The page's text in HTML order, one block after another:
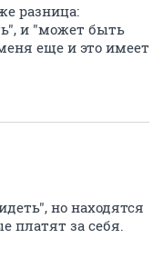
разница:
и "может быть
еще и это имеет
но находятся
платят за себя.